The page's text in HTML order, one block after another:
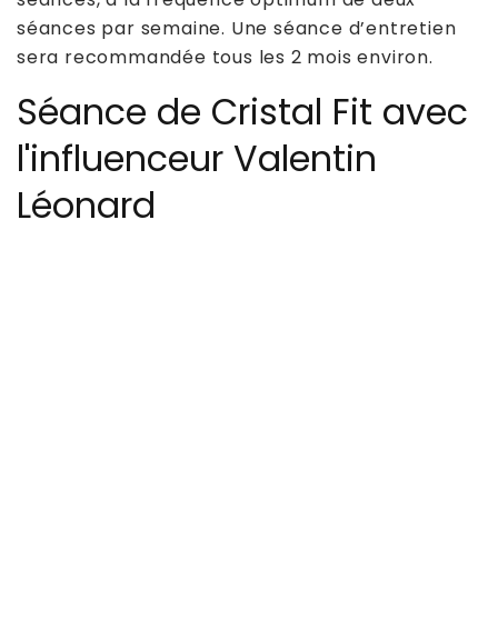
séances par semaine. Une séance d’entretien
sera recommandée tous les 2 mois environ.
Séance de Cristal Fit avec
l'influenceur Valentin
Léonard